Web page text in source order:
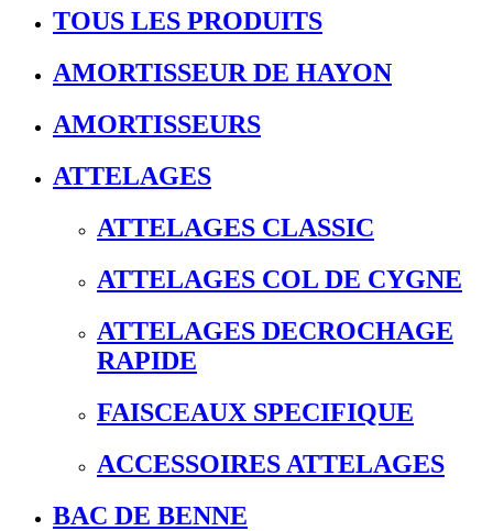
TOUS LES PRODUITS
AMORTISSEUR DE HAYON
AMORTISSEURS
ATTELAGES
ATTELAGES CLASSIC
ATTELAGES COL DE CYGNE
ATTELAGES DECROCHAGE
RAPIDE
FAISCEAUX SPECIFIQUE
ACCESSOIRES ATTELAGES
BAC DE BENNE